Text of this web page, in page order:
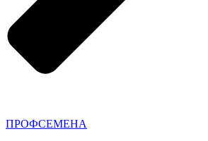
ПРОФСЕМЕНА